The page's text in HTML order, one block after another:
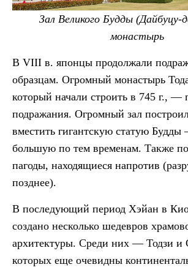
Зал Великого Будды (Дайбуцу-
монастырь
В VIII в. японцы продолжали
образцам. Огромный монастырь
который начали строить в 745 г., —
подражания. Огромный зал
вместить гигантскую статую
большую по тем временам. Также
пагоды, находящиеся напротив
позднее).
В последующий период Хэйан в
создано несколько шедевров
архитектуры. Среди них — Тодзи и
которых еще очевидны